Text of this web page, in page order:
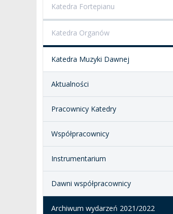
DOKTORATY HC
PROFESURY HONOROWE
EXCELLENCE IN TEACHING
MAGNUS IN DOCTRINA
ORKIESTRY AKADEMICKIE
I CHÓR AMKP
SALE KONCERTOWE
BRANDBOOK
OGÓLNOUCZELNIANY
ZESPÓŁ DYDAKTYCZNY
SZKOŁA DOKTORSKA
STUDIA
ADMINISTRACJA
RZECZNICY
BIBLIOTEKA
PENDERECKI ACADEMY
PRESS
Katedra Fortepianu
Katedra Organów
Katedra Muzyki Dawnej
Aktualności
Pracownicy Katedry
Współpracownicy
Instrumentarium
Dawni współpracownicy
Archiwum wydarzeń 2021/2022